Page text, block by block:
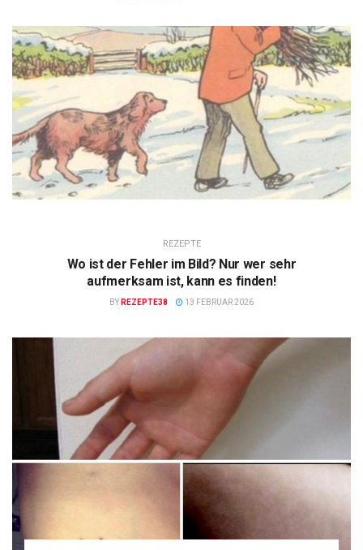
REZEPTE
Wo ist der Fehler im Bild? Nur wer sehr
aufmerksam ist, kann es finden!
BY REZEPTE38 13 FEBRUAR 2026